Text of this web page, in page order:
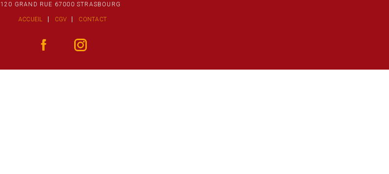
120 GRAND RUE 67000 STRASBOURG
ACCUEIL CGV CONTACT